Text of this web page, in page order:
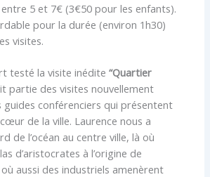
5 et 7€ (3€50 pour les enfants).
pour la durée (environ 1h30)
visites.
testé la visite inédite “Quartier
partie des visites nouvellement
guides conférenciers qui présentent
de la ville. Laurence nous a
de l’océan au centre ville, là où
d’aristocrates à l’origine de
aussi des industriels amenèrent